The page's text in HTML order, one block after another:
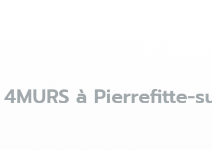
à Pierrefitte-